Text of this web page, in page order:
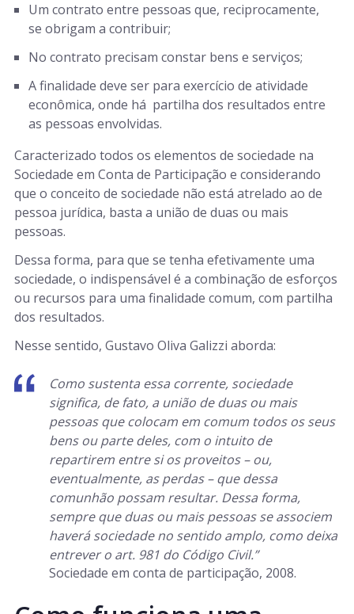
Um contrato entre pessoas que, reciprocamente,
se obrigam a contribuir;
No contrato precisam constar bens e serviços;
A finalidade deve ser para exercício de atividade
econômica, onde há partilha dos resultados entre
as pessoas envolvidas.
Caracterizado todos os elementos de sociedade na
Sociedade em Conta de Participação e considerando
que o conceito de sociedade não está atrelado ao de
pessoa jurídica, basta a união de duas ou mais
pessoas.
Dessa forma, para que se tenha efetivamente uma
sociedade, o indispensável é a combinação de esforços
ou recursos para uma finalidade comum, com partilha
dos resultados.
Nesse sentido, Gustavo Oliva Galizzi aborda:
Como sustenta essa corrente, sociedade
significa, de fato, a união de duas ou mais
pessoas que colocam em comum todos os seus
bens ou parte deles, com o intuito de
repartirem entre si os proveitos – ou,
eventualmente, as perdas – que dessa
comunhão possam resultar. Dessa forma,
sempre que duas ou mais pessoas se associem
haverá sociedade no sentido amplo, como deixa
entrever o art. 981 do Código Civil.”
Sociedade em conta de participação, 2008.